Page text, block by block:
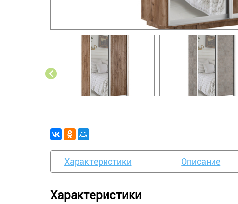
Характеристики Описание
Характеристики